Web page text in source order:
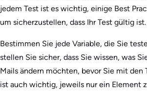
jedem Test ist es wichtig, einige Best
um sicherzustellen, dass Ihr Test gültig ist.
Bestimmen Sie jede Variable, die Sie
stellen Sie sicher, dass Sie wissen, was
Mails ändern möchten, bevor Sie mit den
ist auch wichtig, jeweils nur ein Element